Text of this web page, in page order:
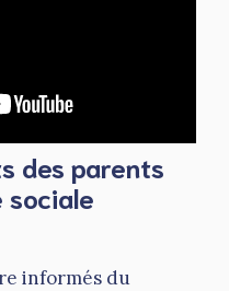
des parents
sociale
informés du